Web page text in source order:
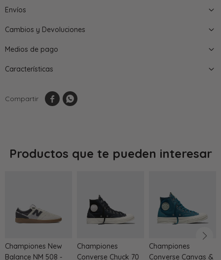
Envíos
Cambios y Devoluciones
Medios de pago
Características
 
Productos que te pueden interesar
Championes New
Balance NM 508 -
Championes
Converse Chuck 70
Championes
Converse Canvas &